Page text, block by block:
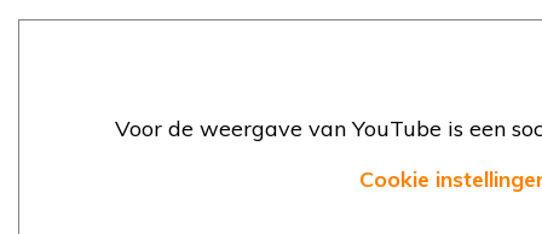
Voor de weergave van YouTube is een
Cookie